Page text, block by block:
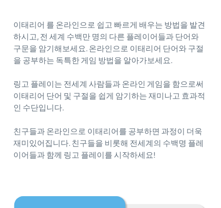
이태리어 를 온라인으로 쉽고 빠르게 배우는 방법을 발견
하시고, 전 세계 수백만 명의 다른 플레이어들과 단어와
구문을 암기해보세요. 온라인으로 이태리어 단어와 구절
을 공부하는 독특한 게임 방법을 알아가보세요.
링고 플레이는 전세계 사람들과 온라인 게임을 함으로써
이태리어 단어 및 구절을 쉽게 암기하는 재미나고 효과적
인 수단입니다.
친구들과 온라인으로 이태리어를 공부하면 과정이 더욱
재미있어집니다. 친구들을 비롯해 전세계의 수백명 플레
이어들과 함께 링고 플레이를 시작하세요!